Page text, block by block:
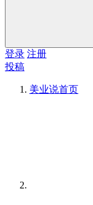
登录 注册
投稿
美业说首页